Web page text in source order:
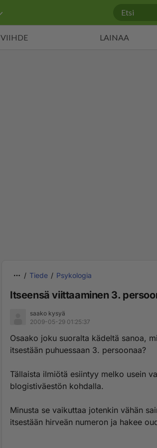
VIIHDE LAINAA
Tiede Psykologia
Itseensä viittaaminen 3.
saako kysyä
2009-05-29 01:25:37
Osaako joku suoralta kädeltä sanoa,
itsestään puhuessaan 3. persoonaa?
Tällaista ilmiötä esiintyy melko usein
blogistiväestön kohdalla.
Minusta se vaikuttaa jotenkin vähän
itsestään hirveän numeron ja hakee